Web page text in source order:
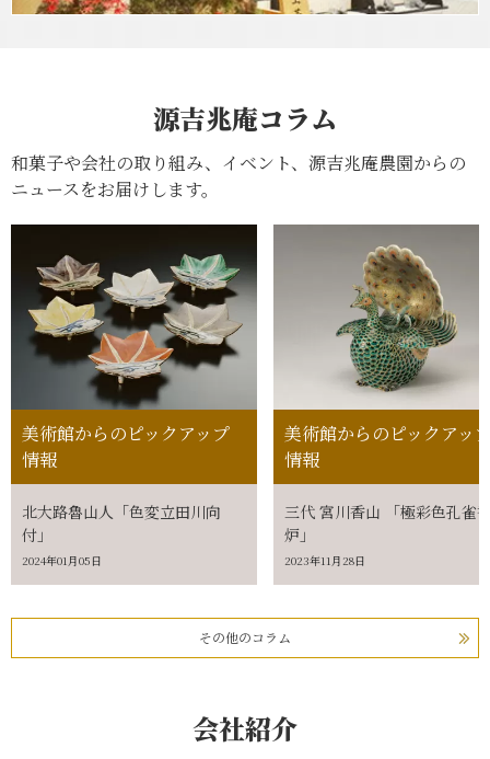
源吉兆庵コラム
和菓子や会社の取り組み、イベント、源吉兆庵農園からの
ニュースをお届けします。
美術館からのピックアップ
情報
北大路魯山人「色変立田川向
付」
2024年01月05日
美術館からのピックアッ
情報
三代 宮川香山 「極彩色孔雀
炉」
2023年11月28日
その他のコラム
会社紹介